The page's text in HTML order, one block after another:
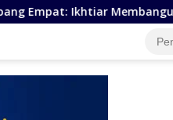
Generasi Qur’ani